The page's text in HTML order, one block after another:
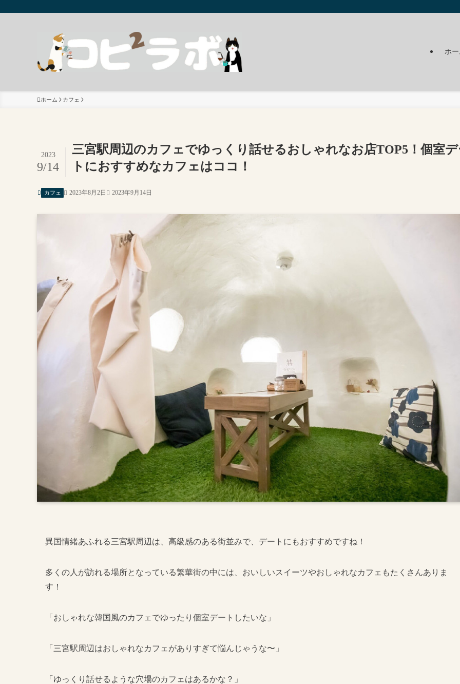
ホ
ホーム カフェ
三宮駅周辺のカフェでゆっくり話せるおしゃれなお店TOP5！個室
トにおすすめなカフェはココ！
2023
9/14
カフェ 2023年8月2日 2023年9月14日
異国情緒あふれる三宮駅周辺は、高級感のある街並みで、デートにもおすすめですね！
多くの人が訪れる場所となっている繁華街の中には、おいしいスイーツやおしゃれなカフェもたくさんありま
す！
「おしゃれな韓国風のカフェでゆったり個室デートしたいな」
「三宮駅周辺はおしゃれなカフェがありすぎて悩んじゃうな〜」
「ゆっくり話せるような穴場のカフェはあるかな？」